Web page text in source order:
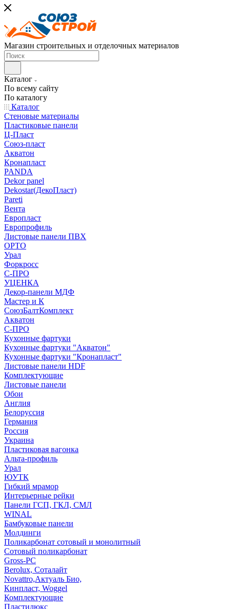
Магазин строительных и отделочных материалов
Каталог
По всему сайту
По каталогу
Каталог
Стеновые материалы
Пластиковые панели
Ц-Пласт
Союз-пласт
Акватон
Кронапласт
PANDA
Dekor panel
Dekostar(ДекоПласт)
Pareti
Вента
Европласт
Европрофиль
Листовые панели ПВХ
ОРТО
Урал
Форкросс
С-ПРО
УЦЕНКА
Декор-панели МДФ
Мастер и К
СоюзБалтКомплект
Акватон
С-ПРО
Кухонные фартуки
Кухонные фартуки "Акватон"
Кухонные фартуки "Кронапласт"
Листовые панели HDF
Комплектующие
Листовые панели
Обои
Англия
Белоруссия
Германия
Россия
Украина
Пластиковая вагонка
Альта-профиль
Урал
ЮУТК
Гибкий мрамор
Интерьерные рейки
Панели ГСП, ГКЛ, СМЛ
WINAL
Бамбуковые панели
Молдинги
Поликарбонат сотовый и монолитный
Сотовый поликарбонат
Gross-PC
Berolux, Соталайт
Novattro,Актуаль Био,
Кинпласт, Woggel
Комплектующие
Пластилюкс